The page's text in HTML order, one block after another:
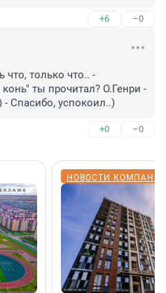
+6 –0
что, только что.. -
ты прочитал? О.Генри -
- Спасибо, успокоил..)
+0 –0
НОВОСТИ